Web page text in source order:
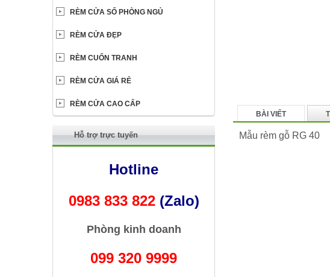
BÀI VIẾT
Mẫu rèm gỗ RG 40
RÈM CỬA SỔ PHÒNG NGỦ
RÈM CỬA ĐẸP
RÈM CUỐN TRANH
RÈM CỬA GIÁ RẺ
RÈM CỬA CAO CẤP
Hỗ trợ trực tuyến
Hotline
0983 833 822 (Zalo)
Phòng kinh doanh
099 320 9999